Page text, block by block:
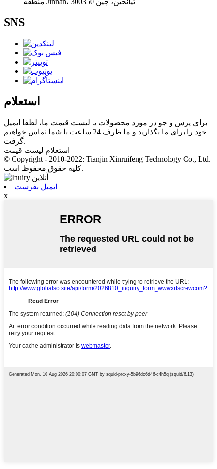
منطقه Jinnan، تیانجین، چین 300350
SNS
استعلام
برای پرس و جو در مورد محصولات یا لیست قیمت ما، لطفا ایمیل
خود را برای ما بگذارید و ما ظرف 24 ساعت با شما تماس خواهیم
گرفت.
استعلام لیست قیمت
© Copyright - 2010-2022: Tianjin Xinruifeng Technology Co., Ltd.
کلیه حقوق محفوظ است.
ایمیل بفرست
x